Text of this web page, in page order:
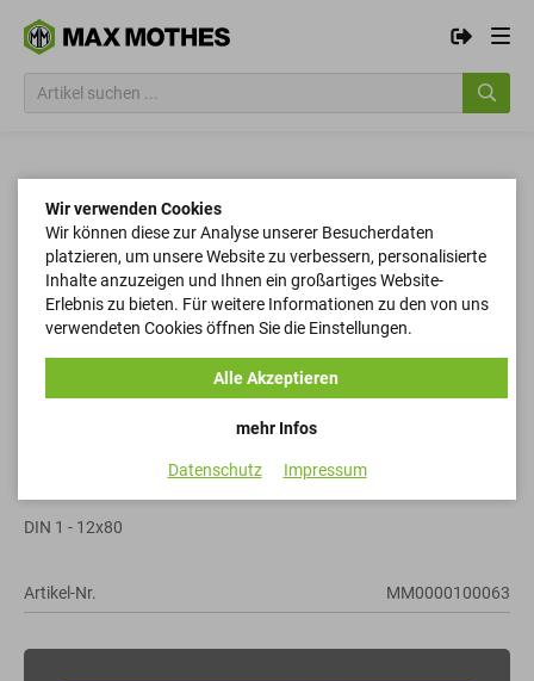
Kegelstifte
DIN 1 - 12x80
Artikel-Nr. MM0000100063
Wir verwenden Cookies
Wir können diese zur Analyse unserer Besucherdaten
platzieren, um unsere Website zu verbessern, personalisierte
Inhalte anzuzeigen und Ihnen ein großartiges Website-
Erlebnis zu bieten. Für weitere Informationen zu den von uns
verwendeten Cookies öffnen Sie die Einstellungen.
mehr Infos
Alle Akzeptieren
Datenschutz Impressum